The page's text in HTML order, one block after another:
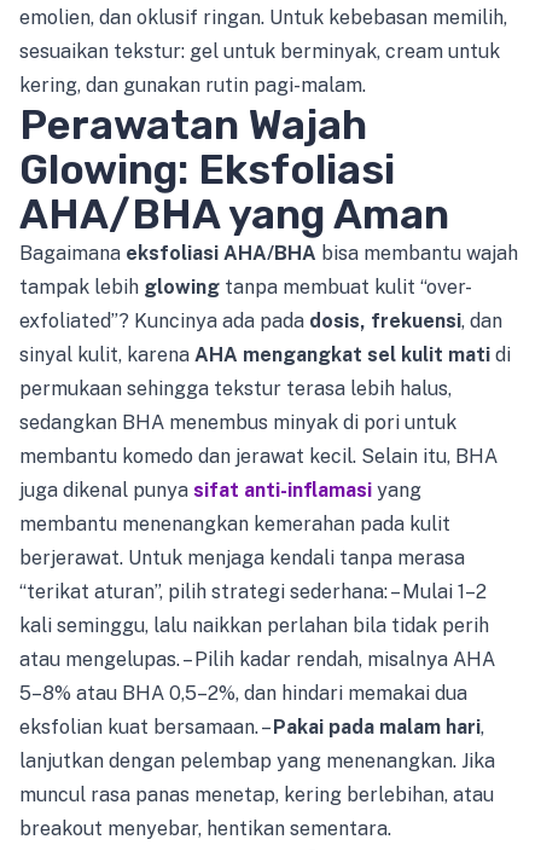
emolien, dan oklusif ringan. Untuk kebebasan memilih,
sesuaikan tekstur: gel untuk berminyak, cream untuk
kering, dan gunakan rutin pagi-malam.
Perawatan Wajah
Glowing: Eksfoliasi
AHA/BHA yang Aman
Bagaimana eksfoliasi AHA/BHA bisa membantu wajah
tampak lebih glowing tanpa membuat kulit “over-
exfoliated”? Kuncinya ada pada dosis, frekuensi, dan
sinyal kulit, karena AHA mengangkat sel kulit mati di
permukaan sehingga tekstur terasa lebih halus,
sedangkan BHA menembus minyak di pori untuk
membantu komedo dan jerawat kecil. Selain itu, BHA
juga dikenal punya sifat anti-inflamasi yang
membantu menenangkan kemerahan pada kulit
berjerawat. Untuk menjaga kendali tanpa merasa
“terikat aturan”, pilih strategi sederhana: – Mulai 1–2
kali seminggu, lalu naikkan perlahan bila tidak perih
atau mengelupas. – Pilih kadar rendah, misalnya AHA
5–8% atau BHA 0,5–2%, dan hindari memakai dua
eksfolian kuat bersamaan. – Pakai pada malam hari,
lanjutkan dengan pelembap yang menenangkan. Jika
muncul rasa panas menetap, kering berlebihan, atau
breakout menyebar, hentikan sementara.